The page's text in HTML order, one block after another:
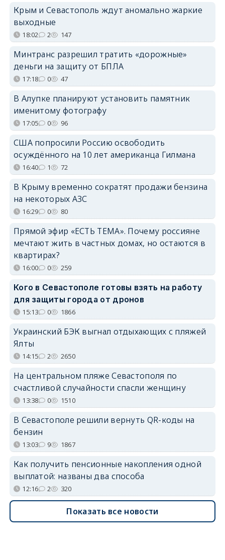
Крым и Севастополь ждут аномально жаркие
выходные
18:02 2 147
Минтранс разрешил тратить «дорожные»
деньги на защиту от БПЛА
17:18 0 47
В Алупке планируют установить памятник
именитому фотографу
17:05 0 96
США попросили Россию освободить
осуждённого на 10 лет американца Гилмана
16:40 1 72
В Крыму временно сократят продажи бензина
на некоторых АЗС
16:29 0 80
Прямой эфир «ЕСТЬ ТЕМА». Почему россияне
мечтают жить в частных домах, но остаются в
квартирах?
16:00 0 259
Кого в Севастополе готовы взять на работу
для защиты города от дронов
15:13 0 1866
Украинский БЭК выгнал отдыхающих с пляжей
Ялты
14:15 2 2650
На центральном пляже Севастополя по
счастливой случайности спасли женщину
13:38 0 1510
В Севастополе решили вернуть QR-коды на
бензин
13:03 9 1867
Как получить пенсионные накопления одной
выплатой: названы два способа
12:16 2 320
Показать все новости